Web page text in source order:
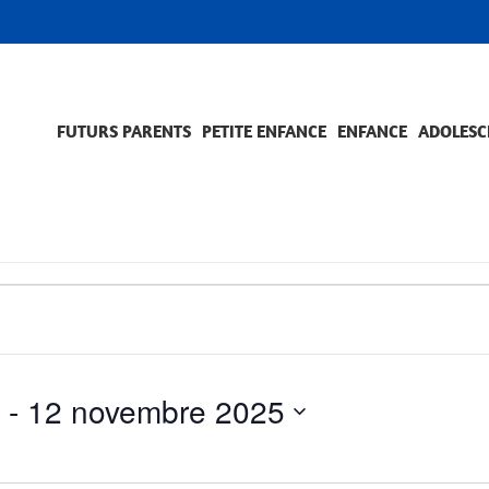
FUTURS PARENTS PETITE ENFANCE ENFANCE
- 12 novembre 2025